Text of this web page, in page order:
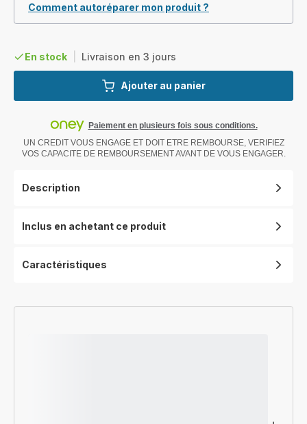
Comment autoréparer mon produit ?
En stock Livraison en 3 jours
Ajouter au panier
Paiement en plusieurs fois sous conditions.
UN CREDIT VOUS ENGAGE ET DOIT ETRE REMBOURSE, VERIFIEZ
VOS CAPACITE DE REMBOURSEMENT AVANT DE VOUS ENGAGER.
Description
Inclus en achetant ce produit
Caractéristiques